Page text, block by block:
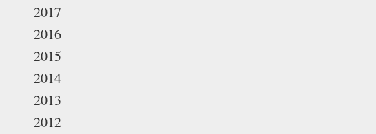
2017
2016
2015
2014
2013
2012